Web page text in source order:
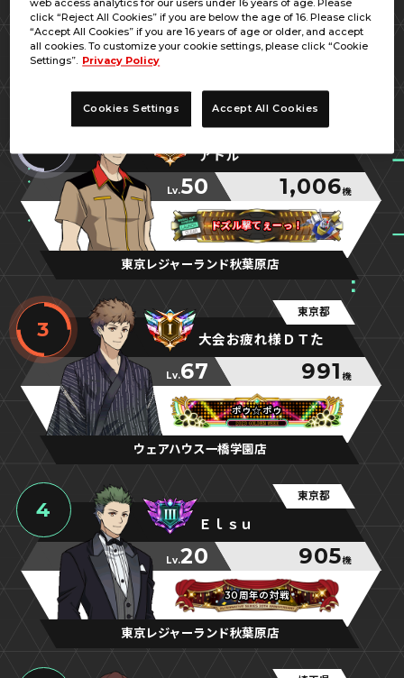
Lv. 機
新米指揮官
新米指揮官
新米指揮官
東京都
アトル
Lv.50 1,006機
ドズル撃てぇーっ！
ドズル撃てぇーっ！
ドズル撃てぇーっ！
東京レジャーランド秋葉原店
3
東京都
大会お疲れ様ＤＴた
Lv.67 991 機
ポゥ☆ポゥ
ポゥ☆ポゥ
ポゥ☆ポゥ
ウェアハウス一橋学園店
4
東京都
Ｅｌｓｕ
Lv.20 905機
30周年の対戦
30周年の対戦
30周年の対戦
東京レジャーランド秋葉原店
web access analytics for our users under 16 years of age. Please
click “Reject All Cookies” if you are below the age of 16. Please click
“Accept All Cookies” if you are 16 years of age or older, and accept
all cookies. To customize your cookie settings, please click “Cookie
Settings”. Privacy Policy
Cookies Settings Accept All Cookies